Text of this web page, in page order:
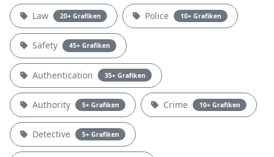
Law 20+ Grafiken Police 10+ Grafiken
Safety 45+ Grafiken
Authentication 35+ Grafiken
Authority 5+ Grafiken Crime 10+ Grafiken
Detective 5+ Grafiken